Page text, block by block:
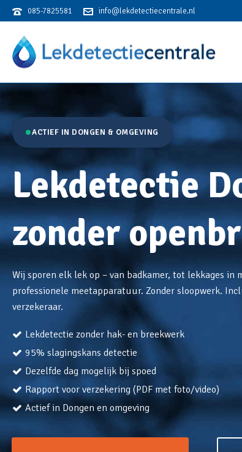
085-7825581 info@lekdetectiecentrale.nl
ACTIEF IN DONGEN & OMGEVING
Lekdetectie
zonder
Wij sporen elk lek op – van badkamer, tot lekkages
professionele meetapparatuur. Zonder sloopwerk.
verzekeraar.
Lekdetectie zonder hak- en breekwerk
95% slagingskans detectie
Dezelfde dag mogelijk bij spoed
Rapport voor verzekering (PDF met foto/video)
Actief in Dongen en omgeving